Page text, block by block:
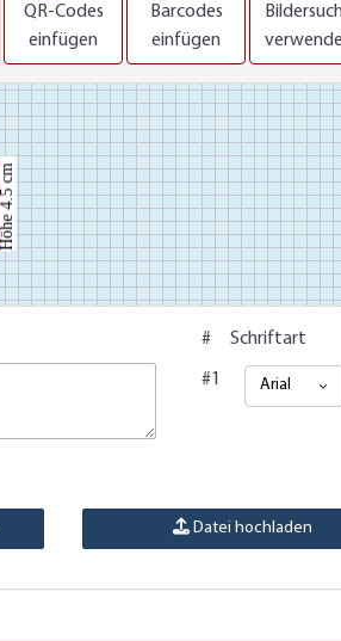
QR-Codes
einfügen
Barcodes
einfügen
# Schriftart
#1 Arial
Datei hochladen